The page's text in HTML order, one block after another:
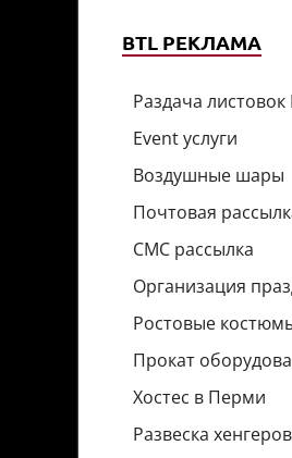
BTL РЕКЛАМА
Раздача
Event услуги
Воздушные шары
Почтовая
СМС рассылка
Организация
Ростовые
Прокат
Хостес в Перми
Развеска хенгеров